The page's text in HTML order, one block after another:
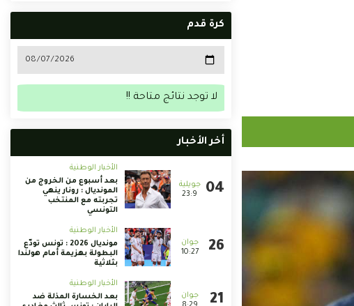
كرة قدم
لا توجد نتائج متاحة !!
أخر الأخبار
23:9
الأخبار الوطنية
بعد أسبوع من الخروج من
المونديال : رونار ينهي
تجربته مع المنتخب
التونسي
10:27
الأخبار الوطنية
مونديال 2026 : تونس تودّع
البطولة بهزيمة أمام هولندا
بثلاثية
الأخبار الوطنية
بعد الخسارة المذلة ضد